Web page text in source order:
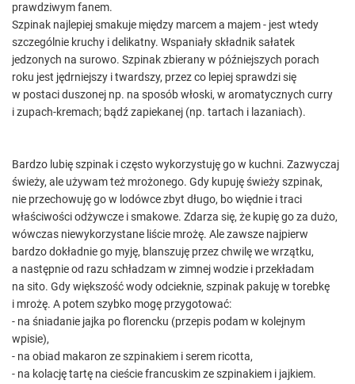
prawdziwym fanem.
Szpinak najlepiej smakuje między marcem a majem - jest wtedy
szczególnie kruchy i delikatny. Wspaniały składnik sałatek
jedzonych na surowo. Szpinak zbierany w późniejszych porach
roku jest jędrniejszy i twardszy, przez co lepiej sprawdzi się
w postaci duszonej np. na sposób włoski, w aromatycznych curry
i zupach-kremach; bądź zapiekanej (np. tartach i lazaniach).
Bardzo lubię szpinak i często wykorzystuję go w kuchni. Zazwyczaj
świeży, ale używam też mrożonego. Gdy kupuję świeży szpinak,
nie przechowuję go w lodówce zbyt długo, bo więdnie i traci
właściwości odżywcze i smakowe. Zdarza się, że kupię go za dużo,
wówczas niewykorzystane liście mrożę. Ale zawsze najpierw
bardzo dokładnie go myję, blanszuję przez chwilę we wrzątku,
a następnie od razu schładzam w zimnej wodzie i przekładam
na sito. Gdy większość wody odcieknie, szpinak pakuję w torebkę
i mrożę. A potem szybko mogę przygotować:
- na śniadanie jajka po florencku (przepis podam w kolejnym
wpisie),
- na obiad makaron ze szpinakiem i serem ricotta,
- na kolację tartę na cieście francuskim ze szpinakiem i jajkiem.